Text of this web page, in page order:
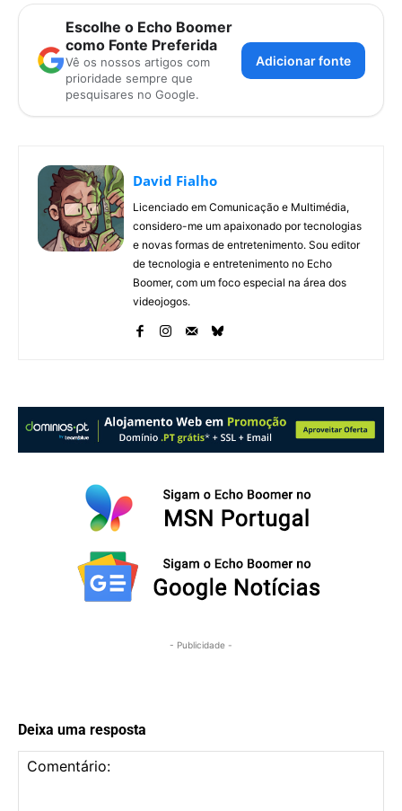
Escolhe o Echo Boomer
como Fonte Preferida
Vê os nossos artigos com
prioridade sempre que
pesquisares no Google.
Adicionar fonte
David Fialho
Licenciado em Comunicação e Multimédia,
considero-me um apaixonado por tecnologias
e novas formas de entretenimento. Sou editor
de tecnologia e entretenimento no Echo
Boomer, com um foco especial na área dos
videojogos.
- Publicidade -
Deixa uma resposta